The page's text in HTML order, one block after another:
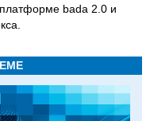
bada 2.0 и